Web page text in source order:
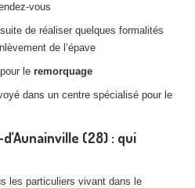
vous
de réaliser quelques formalités
de l’épave
le remorquage
dans un centre spécialisé pour le
(28) : qui
les particuliers vivant dans le